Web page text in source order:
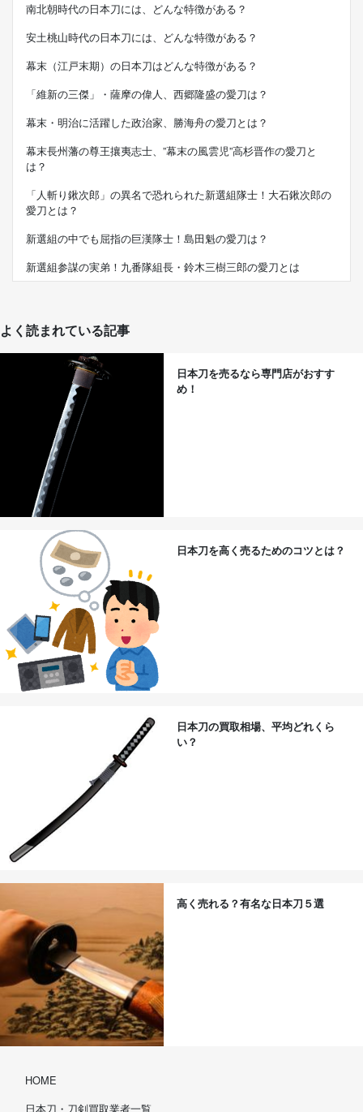
南北朝時代の日本刀には、どんな特徴がある？
安土桃山時代の日本刀には、どんな特徴がある？
幕末（江戸末期）の日本刀はどんな特徴がある？
「維新の三傑」・薩摩の偉人、西郷隆盛の愛刀は？
幕末・明治に活躍した政治家、勝海舟の愛刀とは？
幕末長州藩の尊王攘夷志士、”幕末の風雲児”高杉晋作の愛刀と
は？
「人斬り鍬次郎」の異名で恐れられた新選組隊士！大石鍬次郎の
愛刀とは？
新選組の中でも屈指の巨漢隊士！島田魁の愛刀は？
新選組参謀の実弟！九番隊組長・鈴木三樹三郎の愛刀とは
よく読まれている記事
日本刀を売るなら専門店がおすす
め！
日本刀を高く売るためのコツとは？
日本刀の買取相場、平均どれくら
い？
高く売れる？有名な日本刀５選
HOME
日本刀・刀剣買取業者一覧